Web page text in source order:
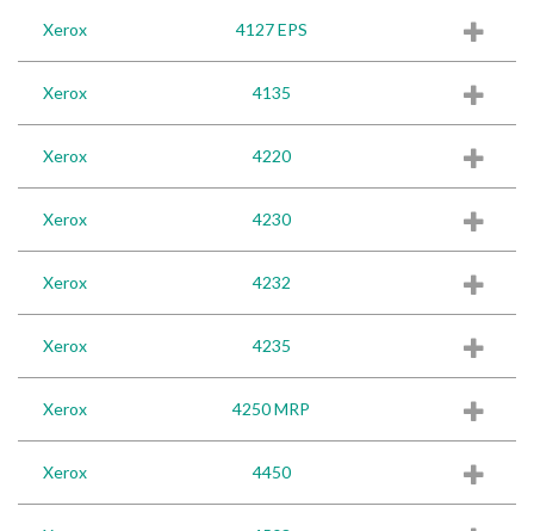
Xerox 4127 EPS
Xerox 4135
Xerox 4220
Xerox 4230
Xerox 4232
Xerox 4235
Xerox 4250 MRP
Xerox 4450